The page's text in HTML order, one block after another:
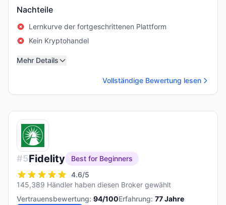
Nachteile
Lernkurve der fortgeschrittenen Plattform
Kein Kryptohandel
Mehr Details
Vollständige Bewertung lesen
#5Fidelity
Best for Beginners
4.6/5
145,389 Händler haben diesen Broker gewählt
Vertrauensbewertung: 94/100Erfahrung: 77Jahre